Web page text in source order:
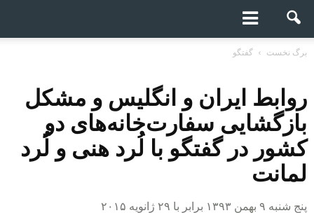
برگ نخست گفتگو
روابط ایران و انگلیس و مشکل
بازگشایی سفارت‌خانه‌های دو
کشور در گفتگو با لُرد هنی و لُرد
لمانت
پنج شنبه ۹ بهمن ۱۳۹۳ برابر با ۲۹ ژانویه ۲۰۱۵